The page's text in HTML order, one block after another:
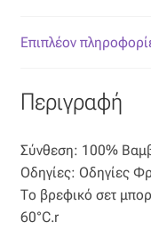
Κρεπ
Λινό
Επιπλέον
Περιγραφή
Σύνθεση: 100%
Οδηγίες: Οδηγίες
Το βρεφικό σετ
60°C.r